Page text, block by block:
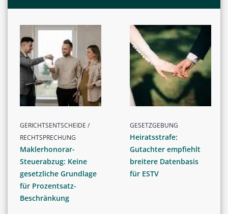
GERICHTSENTSCHEIDE /
RECHTSPRECHUNG
Maklerhonorar-
Steuerabzug: Keine
gesetzliche Grundlage
für Prozentsatz-
Beschränkung
GESETZGEBUNG
Heiratsstrafe:
Gutachter empfiehlt
breitere Datenbasis
für ESTV